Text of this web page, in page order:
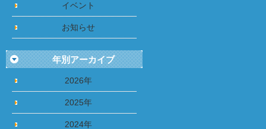
イベント
お知らせ
年別アーカイブ
2026年
2025年
2024年